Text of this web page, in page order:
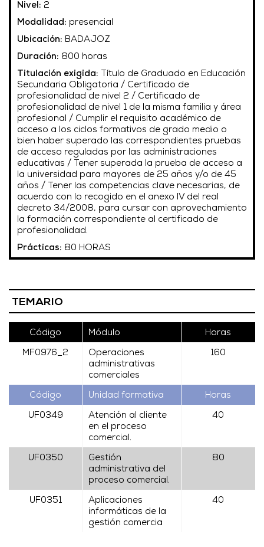
Nivel: 2
Modalidad: presencial
Ubicación: BADAJOZ
Duración: 800 horas
Titulación exigida:
Título de Graduado en Educación
Secundaria Obligatoria / Certificado de
profesionalidad de nivel 2 / Certificado de
profesionalidad de nivel 1 de la misma familia y área
profesional / Cumplir el requisito académico de
acceso a los ciclos formativos de grado medio o
bien haber superado las correspondientes pruebas
de acceso reguladas por las administraciones
educativas / Tener superada la prueba de acceso a
la universidad para mayores de 25 años y/o de 45
años / Tener las competencias clave necesarias, de
acuerdo con lo recogido en el anexo IV del real
decreto 34/2008, para cursar con aprovechamiento
la formación correspondiente al certificado de
profesionalidad.
Prácticas: 80 HORAS
TEMARIO
Código Módulo Horas
MF0976_2
Operaciones
administrativas
comerciales
160
Código Unidad formativa Horas
UF0349
Atención al cliente
en el proceso
comercial.
40
UF0350
Gestión
administrativa del
proceso comercial.
80
UF0351
Aplicaciones
informáticas de la
gestión comercia
40